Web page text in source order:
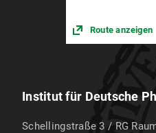
Route anzeigen
Institut für Deutsche
Schellingstraße 3 / RG